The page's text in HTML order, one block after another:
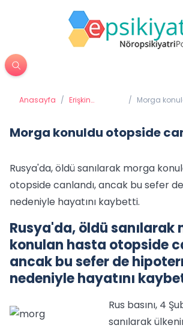
Anasayfa / Erişkin
/ Morga
Morga konuldu otopside
Rusya'da, öldü sanılarak morga
otopside canlandı, ancak bu sefer
nedeniyle hayatını kaybetti.
Rusya'da, öldü sanılarak
konulan hasta otopside
ancak bu sefer de
nedeniyle hayatını
Rus basını, 4
sanılarak